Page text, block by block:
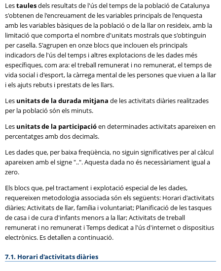
Lestaulesdels resultats de l'ús del temps de la població de Catalunya
s'obtenen de l'encreuament de les variables principals de l'enquesta
amb les variables bàsiques de la població o de la llar on resideix, amb la
limitació que comporta el nombre d'unitats mostrals que s'obtinguin
per casella. S'agrupen en onze blocs que inclouen els principals
indicadors de l'ús del temps i altres explotacions de les dades més
específiques, com ara: el treball remunerat i no remunerat, el temps de
vida social i d'esport, la càrrega mental de les persones que viuen a la llar
i els ajuts rebuts i prestats de les llars.
Les unitats de la durada mitjana de les activitats diàries realitzades
per la població són els minuts.
Les unitats de la participacióen determinades activitats apareixen en
percentatges amb dos decimals.
Les dades que, per baixa freqüència, no siguin significatives per al càlcul
apareixen amb el signe "..". Aquesta dada no és necessàriament igual a
zero.
Els blocs que, pel tractament i explotació especial de les dades,
requereixen metodologia associada són els següents: Horari d'activitats
diàries; Activitats de llar, família i voluntariat; Planificació de les tasques
de casa i de cura d'infants menors a la llar; Activitats de treball
remunerat i no remunerat i Temps dedicat a l'ús d'internet o dispositius
electrònics. Es detallen a continuació.
7.1. Horari d'activitats diàries